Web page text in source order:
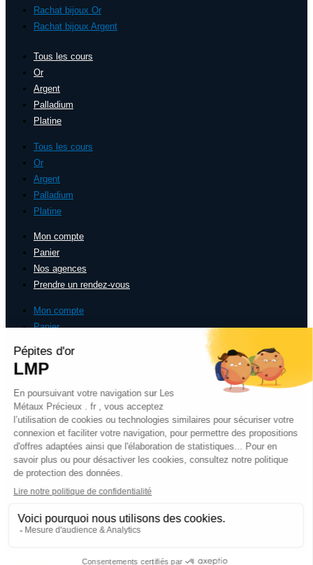
Rachat bijoux Or
Rachat bijoux Argent
Tous les cours
Or
Argent
Palladium
Platine
Tous les cours
Or
Argent
Palladium
Platine
Mon compte
Panier
Nos agences
Prendre un rendez-vous
Mon compte
Panier
Achat / Vente Or
Achat / Vente Argent
Rachat Bijoux
Rachat de diamants
Les Cours
Achat / Vente Or
Achat / Vente Argent
Rachat de diamants